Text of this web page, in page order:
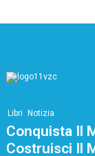
Libri Notizia
Conquista Il
Costruisci Il